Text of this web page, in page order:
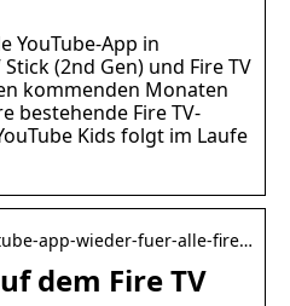
YouTube-App in
(2nd Gen) und Fire TV
kommenden Monaten
bestehende Fire TV-
Kids folgt im Laufe
app-wieder-fuer-alle-fire…
dem Fire TV